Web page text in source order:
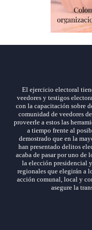
El ejercicio electoral
veedores y testigos
con la capacitación sobre
comunidad de veedores
proveerle a estos las
a tiempo frente al
demostrado que en la
han presentado delitos
acaba de pasar por uno de
la elección presidencial
regionales que elegirán a
acción comunal, local y
asegure la